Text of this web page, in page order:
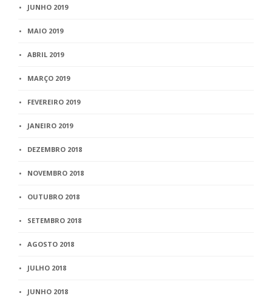
JUNHO 2019
MAIO 2019
ABRIL 2019
MARÇO 2019
FEVEREIRO 2019
JANEIRO 2019
DEZEMBRO 2018
NOVEMBRO 2018
OUTUBRO 2018
SETEMBRO 2018
AGOSTO 2018
JULHO 2018
JUNHO 2018